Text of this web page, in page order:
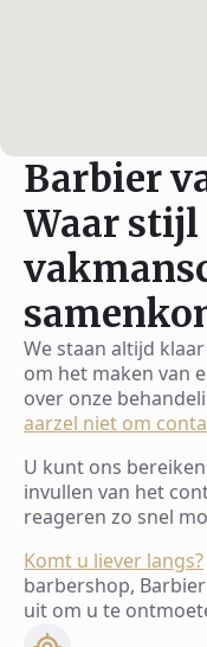
Barbier
Waar stijl
We staan altijd
om het maken van
over onze
aarzel niet om
U kunt ons
invullen van het
reageren zo snel
Komt u liever langs?
barbershop,
uit om u te